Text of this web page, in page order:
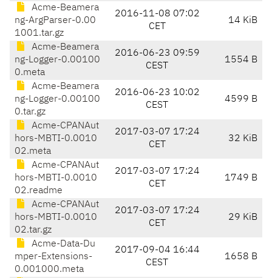
Acme-Beamera
ng-ArgParser-0.00
1001.tar.gz
2016-11-08 07:02
CET
14 KiB
Acme-Beamera
ng-Logger-0.00100
0.meta
2016-06-23 09:59
CEST
1554 B
Acme-Beamera
ng-Logger-0.00100
0.tar.gz
2016-06-23 10:02
CEST
4599 B
Acme-CPANAut
hors-MBTI-0.0010
02.meta
2017-03-07 17:24
CET
32 KiB
Acme-CPANAut
hors-MBTI-0.0010
02.readme
2017-03-07 17:24
CET
1749 B
Acme-CPANAut
hors-MBTI-0.0010
02.tar.gz
2017-03-07 17:24
CET
29 KiB
Acme-Data-Du
mper-Extensions-
0.001000.meta
2017-09-04 16:44
CEST
1658 B